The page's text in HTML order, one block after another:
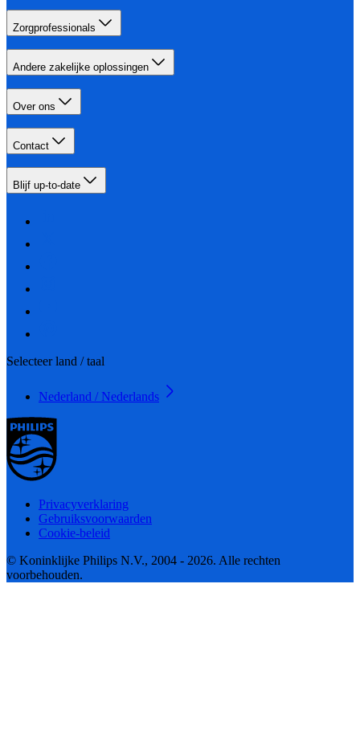
Zorgprofessionals
Andere zakelijke oplossingen
Over ons
Contact
Blijf up-to-date
Selecteer land / taal
Nederland / Nederlands
Privacyverklaring
Gebruiksvoorwaarden
Cookie-beleid
© Koninklijke Philips N.V., 2004 - 2026. Alle rechten
voorbehouden.